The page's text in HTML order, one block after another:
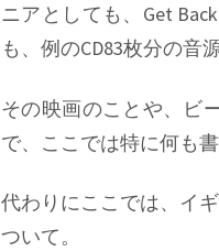
ニアとしても、Get
も、例のCD83枚分の音
その映画のことや、ビ
で、ここでは特に何も書
代わりにここでは、イ
ついて。